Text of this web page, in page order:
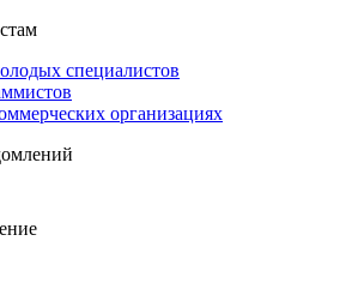
специалистов
организациях